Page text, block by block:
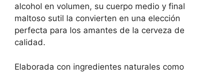
alcohol en volumen, su cuerpo medio y final
maltoso sutil la convierten en una elección
perfecta para los amantes de la cerveza de
calidad.
Elaborada con ingredientes naturales como